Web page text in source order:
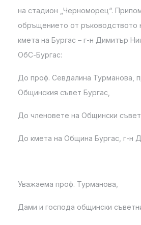
на стадион „Черноморец“.
обръщението от ръководството
кмета на Бургас – г-н Димитър
ОбС-Бургас:
До проф. Севдалина Турманова,
Общинския съвет Бургас,
До членовете на Общински съвет
До кмета на Община Бургас, г-н
Уважаема проф. Турманова,
Дами и господа общински